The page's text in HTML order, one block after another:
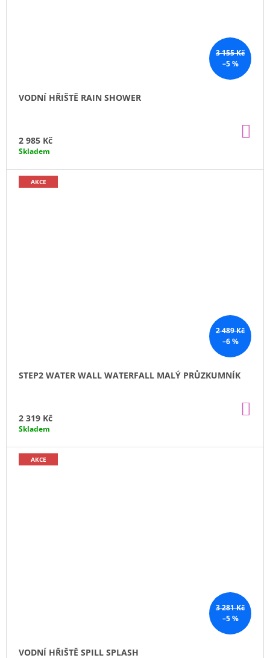
3 155 Kč
–5 %
VODNÍ HŘIŠTĚ RAIN SHOWER
2 985 Kč
Skladem
2 489 Kč
–6 %
AKCE
STEP2 WATER WALL WATERFALL MALÝ PRŮZKUMNÍK
2 319 Kč
Skladem
3 281 Kč
–5 %
AKCE
VODNÍ HŘIŠTĚ SPILL SPLASH